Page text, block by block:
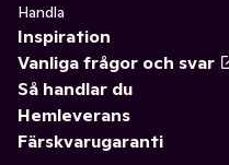
Handla
Inspiration
Vanliga frågor och svar
Så handlar du
Hemleverans
Färskvarugaranti